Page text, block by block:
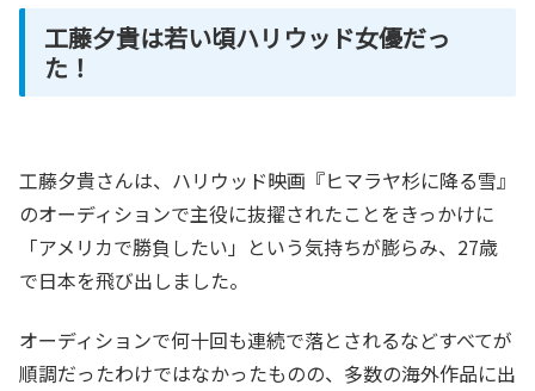
工藤夕貴は若い頃ハリウッド女優だっ
た！
工藤夕貴さんは、ハリウッド映画『ヒマラヤ杉に降る雪』
のオーディションで主役に抜擢されたことをきっかけに
「アメリカで勝負したい」という気持ちが膨らみ、27歳
で日本を飛び出しました。
オーディションで何十回も連続で落とされるなどすべてが
順調だったわけではなかったものの、多数の海外作品に出